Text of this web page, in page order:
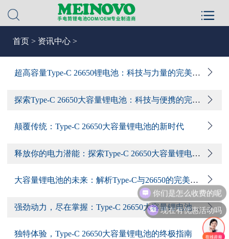
首页 > 资讯中心 >
超高容量Type-C 26650锂电池：科技与力量的完美结合
探索Type-C 26650大容量锂电池：科技与便携的完美结合
颠覆传统：Type-C 26650大容量锂电池的新时代
释放你的电力潜能：探索Type-C 26650大容量锂电池的无限可能
大容量锂电池的未来：解析Type-C与26650的完美结合
强劲动力，尽在掌握：Type-C 26650大容量锂电池的优势与应用
独特体验，Type-C 26650大容量锂电池的终极指南
你们是怎么收费的呢
现在有优惠活动吗